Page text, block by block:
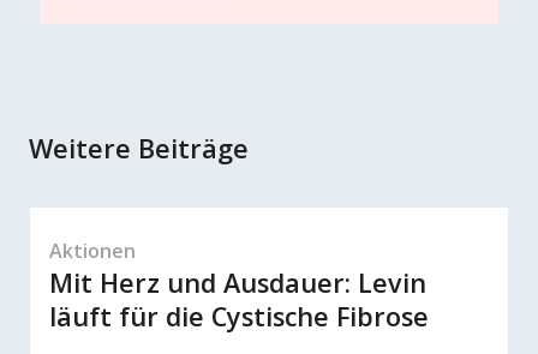
Weitere Beiträge
Aktionen
Mit Herz und Ausdauer: Levin
läuft für die Cystische Fibrose